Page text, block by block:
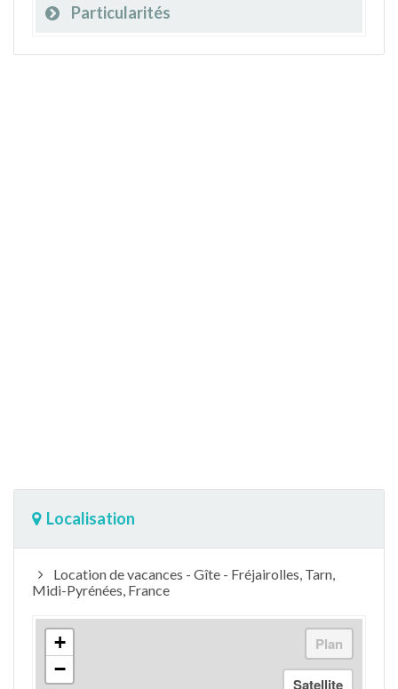
Particularités
Localisation
Location de vacances - Gîte - Fréjairolles, Tarn,
Midi-Pyrénées, France
+
−